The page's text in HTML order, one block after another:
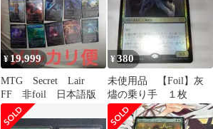
¥19,999
MTG Secret Lair
FF 非foil 日本語版
¥380
未使用品 【Foil】灰
燼の乗り手 １枚